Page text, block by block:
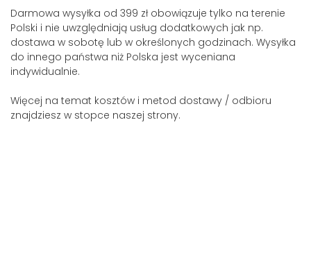
Darmowa wysyłka od 399 zł obowiązuje tylko na terenie
Polski i nie uwzględniają usług dodatkowych jak np.
dostawa w sobotę lub w określonych godzinach. Wysyłka
do innego państwa niż Polska jest wyceniana
indywidualnie.
Więcej na temat kosztów i metod dostawy / odbioru
znajdziesz w stopce naszej strony.